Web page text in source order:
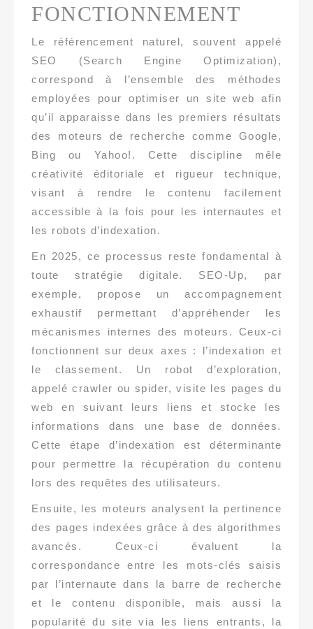
FONCTIONNEMENT
Le référencement naturel, souvent appelé
SEO (Search Engine Optimization),
correspond à l’ensemble des méthodes
employées pour optimiser un site web afin
qu’il apparaisse dans les premiers résultats
des moteurs de recherche comme Google,
Bing ou Yahoo!. Cette discipline mêle
créativité éditoriale et rigueur technique,
visant à rendre le contenu facilement
accessible à la fois pour les internautes et
les robots d’indexation.
En 2025, ce processus reste fondamental à
toute stratégie digitale. SEO-Up, par
exemple, propose un accompagnement
exhaustif permettant d’appréhender les
mécanismes internes des moteurs. Ceux-ci
fonctionnent sur deux axes : l’indexation et
le classement. Un robot d’exploration,
appelé crawler ou spider, visite les pages du
web en suivant leurs liens et stocke les
informations dans une base de données.
Cette étape d’indexation est déterminante
pour permettre la récupération du contenu
lors des requêtes des utilisateurs.
Ensuite, les moteurs analysent la pertinence
des pages indexées grâce à des algorithmes
avancés. Ceux-ci évaluent la
correspondance entre les mots-clés saisis
par l’internaute dans la barre de recherche
et le contenu disponible, mais aussi la
popularité du site via les liens entrants, la